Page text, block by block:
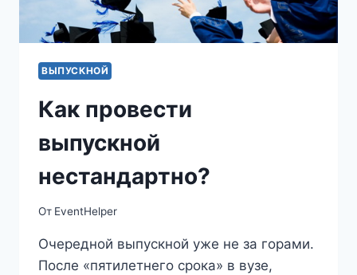
ВЫПУСКНОЙ
Как провести
выпускной
нестандартно?
От EventHelper
Очередной выпускной уже не за горами.
После «пятилетнего срока» в вузе,